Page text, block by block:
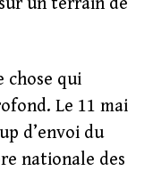
chose qui
Le 11 mai
d’envoi du
nationale des